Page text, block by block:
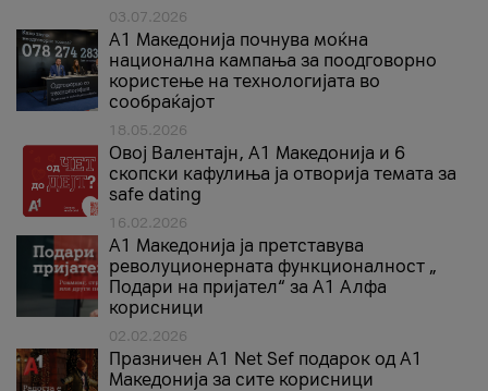
03.07.2026
A1 Македонија почнува моќна
национална кампања за поодговорно
користење на технологијата во
сообраќајот
18.05.2026
Овој Валентајн, A1 Македонија и 6
скопски кафулиња ја отворија темата за
safe dating
16.02.2026
А1 Македонија ја претставува
револуционерната функционалност „
Подари на пријател“ за А1 Алфа
корисници
02.02.2026
Празничен A1 Net Sеf подарок од А1
Македонија за сите корисници